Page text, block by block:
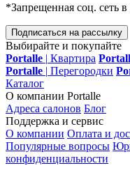
*Запрещенная соц. сеть
Подписаться на рассылку
Выбирайте и покупайте
Portalle | Квартира
Portalle | Перегородки
Каталог
О компании Portalle
Адреса салонов Блог
Поддержка и сервис
О компании Оплата и
Популярные вопросы
конфиденциальности